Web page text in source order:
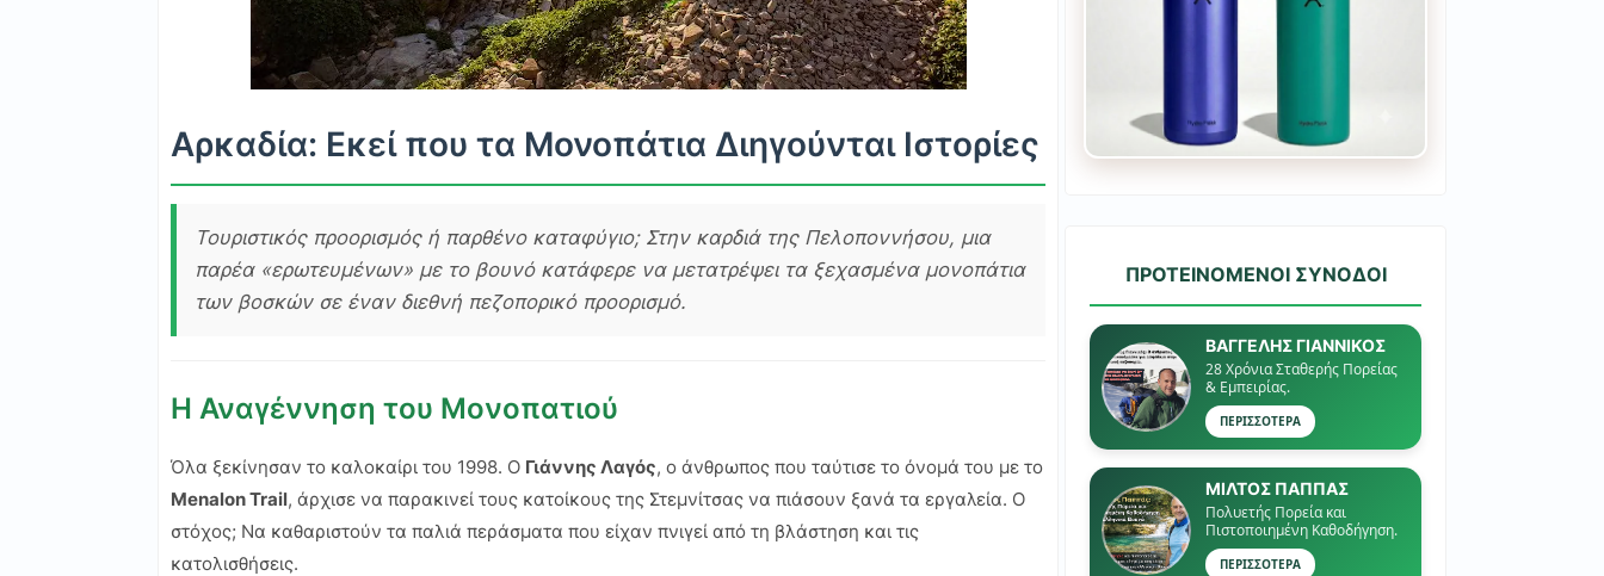
Αρκαδία: Εκεί που τα Μονοπάτια Διηγούνται Ιστορίες
Τουριστικός προορισμός ή παρθένο καταφύγιο; Στην καρδιά της Πελοποννήσου, μια
παρέα «ερωτευμένων» με το βουνό κατάφερε να μετατρέψει τα ξεχασμένα μονοπάτια
των βοσκών σε έναν διεθνή πεζοπορικό προορισμό.
Η Αναγέννηση του Μονοπατιού
Όλα ξεκίνησαν το καλοκαίρι του 1998. Ο Γιάννης Λαγός, ο άνθρωπος που ταύτισε το όνομά του με το
Menalon Trail, άρχισε να παρακινεί τους κατοίκους της Στεμνίτσας να πιάσουν ξανά τα εργαλεία. Ο
στόχος; Να καθαριστούν τα παλιά περάσματα που είχαν πνιγεί από τη βλάστηση και τις
κατολισθήσεις.
ΠΡΟΤΕΙΝΟΜΕΝΟΙ ΣΥΝΟΔΟΙ
ΒΑΓΓΕΛΗΣ ΓΙΑΝΝΙΚΟΣ
28 Χρόνια Σταθερής Πορείας
& Εμπειρίας.
ΠΕΡΙΣΣΟΤΕΡΑ
ΜΙΛΤΟΣ ΠΑΠΠΑΣ
Πολυετής Πορεία και
Πιστοποιημένη Καθοδήγηση.
ΠΕΡΙΣΣΟΤΕΡΑ